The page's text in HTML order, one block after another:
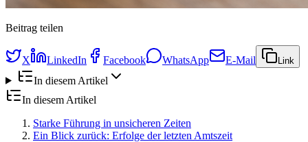
Beitrag teilen
X LinkedIn Facebook WhatsApp E-Mail Link
In diesem Artikel
In diesem Artikel
Starke Führung in unsicheren Zeiten
Ein Blick zurück: Erfolge der letzten Amtszeit